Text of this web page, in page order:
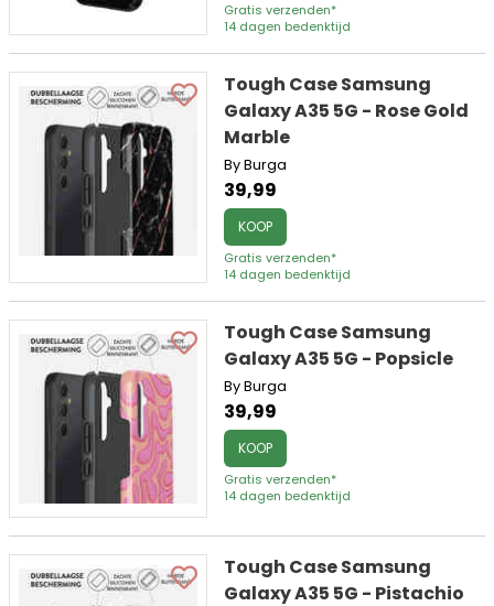
Gratis verzenden*
14 dagen bedenktijd
Tough Case Samsung
Galaxy A35 5G - Rose Gold
Marble
By Burga
39,99
KOOP
Gratis verzenden*
14 dagen bedenktijd
Tough Case Samsung
Galaxy A35 5G - Popsicle
By Burga
39,99
KOOP
Gratis verzenden*
14 dagen bedenktijd
Tough Case Samsung
Galaxy A35 5G - Pistachio